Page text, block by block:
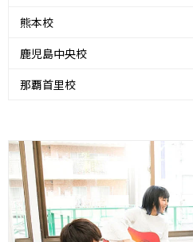
熊本校
鹿児島中央校
那覇首里校